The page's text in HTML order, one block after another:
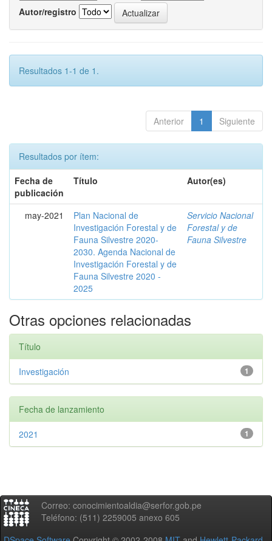
Autor/registro
Resultados 1-1 de 1.
Anterior 1 Siguiente
Resultados por ítem:
Fecha de
publicación
Título Autor(es)
may-2021
Plan Nacional de
Investigación Forestal y de
Fauna Silvestre 2020-
2030. Agenda Nacional de
Investigación Forestal y de
Fauna Silvestre 2020 -
2025
Servicio Nacional
Forestal y de
Fauna Silvestre
Otras opciones relacionadas
Título
1
Investigación
Fecha de lanzamiento
1
2021
Correo: conocimientoaldia@serfor.gob.pe
Teléfono: (511) 2259005 anexo 605